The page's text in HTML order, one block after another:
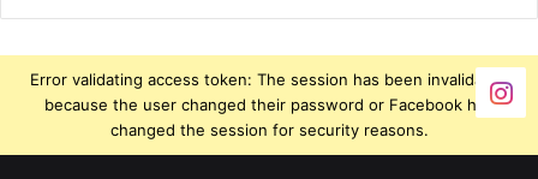
Error validating access token: The session has been invalidated
because the user changed their password or Facebook has
changed the session for security reasons.